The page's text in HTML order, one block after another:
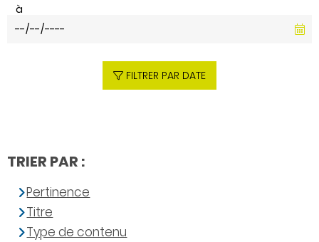
à
FILTRER PAR DATE
TRIER PAR :
Pertinence
Titre
Type de contenu